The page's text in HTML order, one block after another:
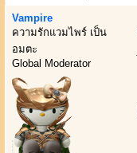
Vampire
ความรักแวมไพร์ เป็น
อมตะ
Global Moderator